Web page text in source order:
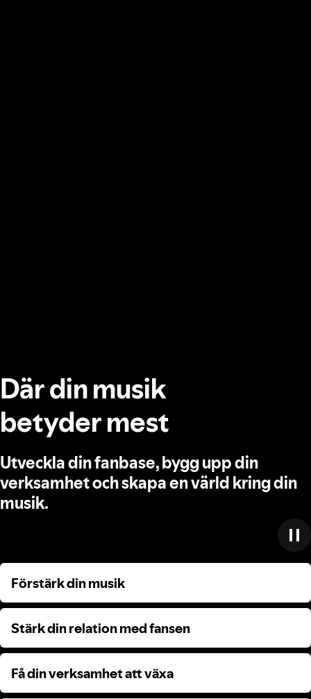
Där din musik
betyder mest
Utveckla din fanbase, bygg upp din
verksamhet och skapa en värld kring din
musik.
Förstärk din musik
Förstärk din musik
Stärk din relation med fansen
Stärk din relation med fansen
Få din verksamhet att växa
Få din verksamhet att växa